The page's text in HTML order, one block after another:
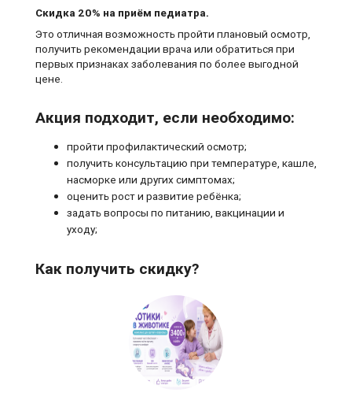
Скидка 20% на приём педиатра.
Это отличная возможность пройти плановый осмотр,
получить рекомендации врача или обратиться при
первых признаках заболевания по более выгодной
цене.
Акция подходит, если необходимо:
пройти профилактический осмотр;
получить консультацию при температуре, кашле,
насморке или других симптомах;
оценить рост и развитие ребёнка;
задать вопросы по питанию, вакцинации и
уходу;
Как получить скидку?